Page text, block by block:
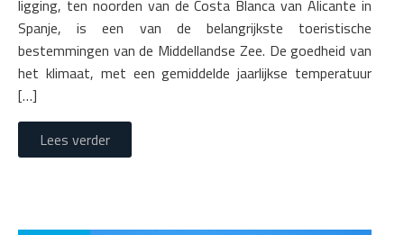
ligging, ten noorden van de Costa Blanca van Alicante in
Spanje, is een van de belangrijkste toeristische
bestemmingen van de Middellandse Zee. De goedheid van
het klimaat, met een gemiddelde jaarlijkse temperatuur
[…]
Lees verder